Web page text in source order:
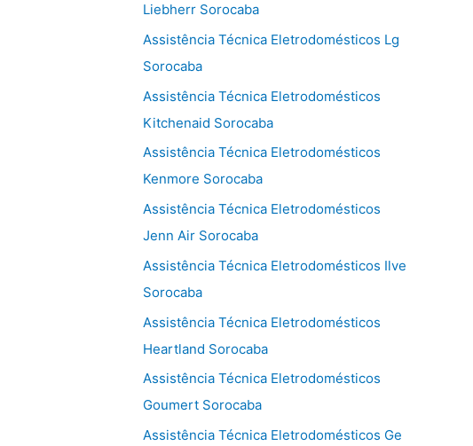
Liebherr Sorocaba
Assistência Técnica Eletrodomésticos Lg
Sorocaba
Assistência Técnica Eletrodomésticos
Kitchenaid Sorocaba
Assistência Técnica Eletrodomésticos
Kenmore Sorocaba
Assistência Técnica Eletrodomésticos
Jenn Air Sorocaba
Assistência Técnica Eletrodomésticos Ilve
Sorocaba
Assistência Técnica Eletrodomésticos
Heartland Sorocaba
Assistência Técnica Eletrodomésticos
Goumert Sorocaba
Assistência Técnica Eletrodomésticos Ge